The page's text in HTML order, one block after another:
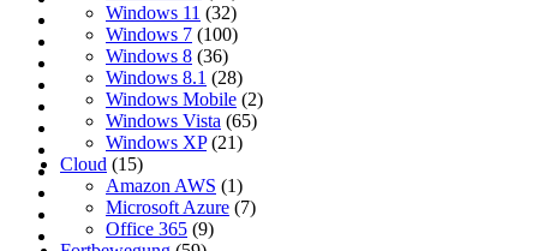
Windows 11 (32)
Windows 7 (100)
Windows 8 (36)
Windows 8.1 (28)
Windows Mobile (2)
Windows Vista (65)
Windows XP(21)
Cloud (15)
Amazon AWS (1)
Microsoft Azure (7)
Office 365 (9)